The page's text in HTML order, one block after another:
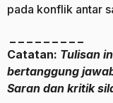
pada konflik antar
Catatan: Tulisan
bertanggung
Saran dan kritik